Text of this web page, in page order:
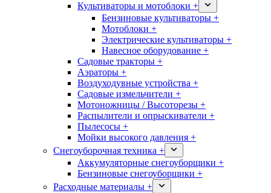
Культиваторы и мотоблоки +
Бензиновые культиваторы +
Мотоблоки +
Электрические культиваторы +
Навесное оборудование +
Садовые тракторы +
Аэраторы +
Воздуходувные устройства +
Садовые измельчители +
Мотоножницы / Высоторезы +
Распылители и опрыскиватели +
Пылесосы +
Мойки высокого давления +
Снегоуборочная техника +
Аккумуляторные снегоуборщики +
Бензиновые снегоуборщики +
Расходные материалы +